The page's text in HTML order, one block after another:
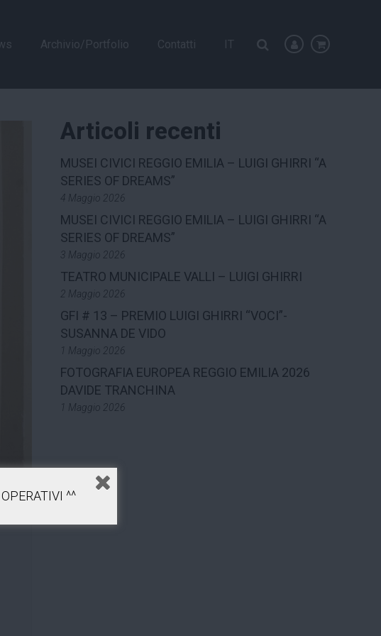
Archivio/Portfolio Contatti IT
Articoli recenti
MUSEI CIVICI REGGIO EMILIA – LUIGI GHIRRI “A
SERIES OF DREAMS”
4 Maggio 2026
MUSEI CIVICI REGGIO EMILIA – LUIGI GHIRRI “A
SERIES OF DREAMS”
3 Maggio 2026
TEATRO MUNICIPALE VALLI – LUIGI GHIRRI
2 Maggio 2026
GFI # 13 – PREMIO LUIGI GHIRRI “VOCI”-
SUSANNA DE VIDO
1 Maggio 2026
FOTOGRAFIA EUROPEA REGGIO EMILIA 2026
DAVIDE TRANCHINA
1 Maggio 2026
^^